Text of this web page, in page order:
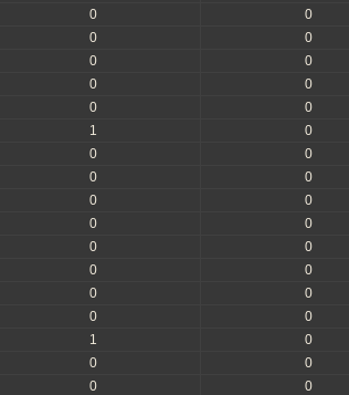
0 0
0 0
0 0
0 0
0 0
1 0
0 0
0 0
0 0
0 0
0 0
0 0
0 0
0 0
1 0
0 0
0 0